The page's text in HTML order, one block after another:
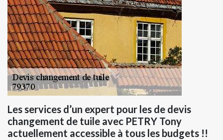
Les services d’un expert pour les de devis
changement de tuile avec PETRY Tony
actuellement accessible à tous les budgets !!